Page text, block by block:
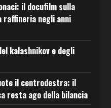
il docufilm sulla
negli anni
kalashnikov e degli
il centrodestra: il
resta ago della bilancia